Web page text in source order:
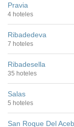
Pravia
4 hoteles
Ribadedeva
7 hoteles
Ribadesella
35 hoteles
Salas
5 hoteles
San Roque Del